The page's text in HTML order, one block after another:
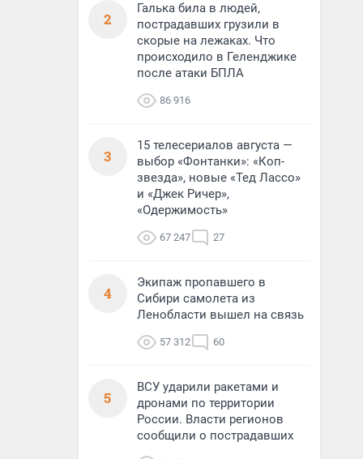
2
Галька била в людей,
пострадавших грузили в
скорые на лежаках. Что
происходило в Геленджике
после атаки БПЛА
86 916
3
15 телесериалов августа —
выбор «Фонтанки»: «Коп-
звезда», новые «Тед Лассо»
и «Джек Ричер»,
«Одержимость»
67 247 27
4
Экипаж пропавшего в
Сибири самолета из
Ленобласти вышел на связь
57 312 60
5
ВСУ ударили ракетами и
дронами по территории
России. Власти регионов
сообщили о пострадавших